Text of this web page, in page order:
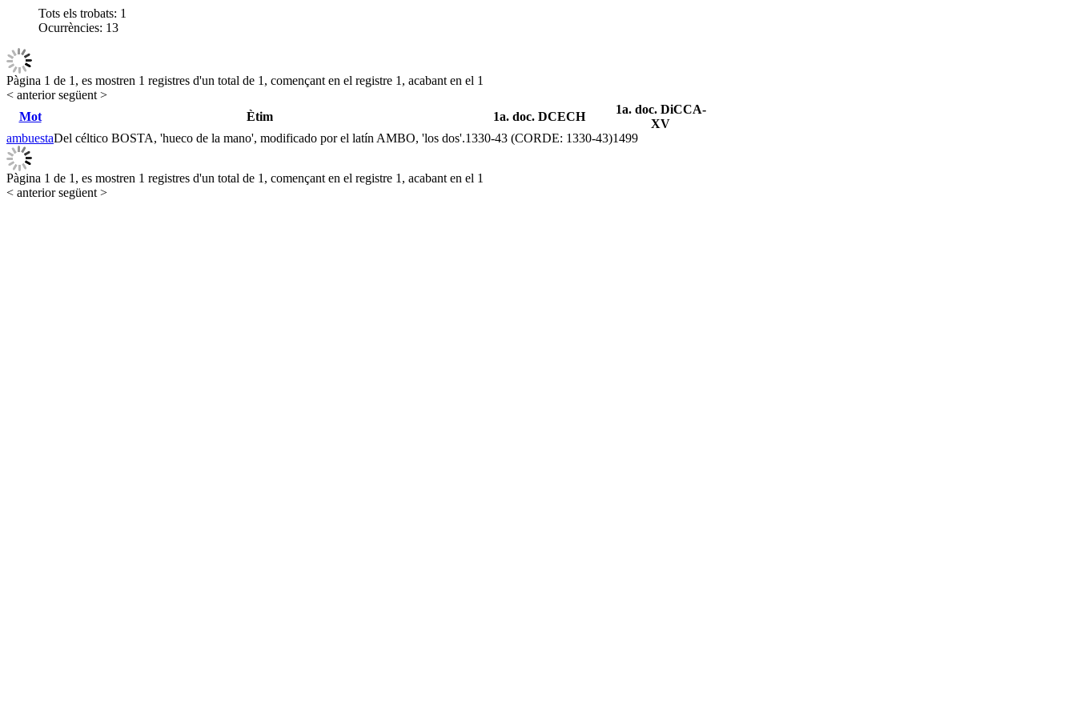
Tots els trobats: 1
Ocurrències: 13
Pàgina 1 de 1, es mostren 1 registres d'un total de 1, començant en el registre 1, acabant en el 1
< anteriorsegüent >
Mot
Ètim 1a. doc. DCECH
1a. doc. DiCCA-
XV
ambuestaDel céltico BOSTA, 'hueco de la mano', modificado por el latín AMBO, 'los dos'.1330-43 (CORDE: 1330-43)1499
Pàgina 1 de 1, es mostren 1 registres d'un total de 1, començant en el registre 1, acabant en el 1
< anteriorsegüent >